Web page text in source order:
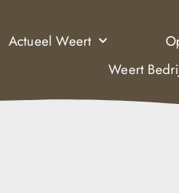
Actueel Weert
Weert